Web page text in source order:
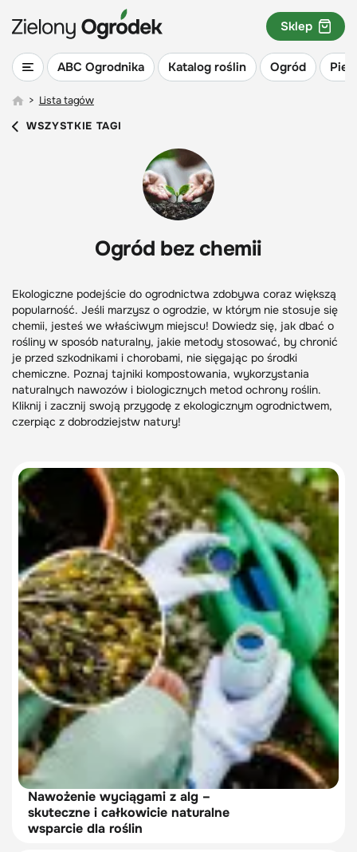
ABC Ogrodnika Katalog roślin Ogród
Sklep
> Lista tagów
WSZYSTKIE TAGI
Ogród bez chemii
Ekologiczne podejście do ogrodnictwa zdobywa coraz większą
popularność. Jeśli marzysz o ogrodzie, w którym nie stosuje się
chemii, jesteś we właściwym miejscu! Dowiedz się, jak dbać o
rośliny w sposób naturalny, jakie metody stosować, by chronić
je przed szkodnikami i chorobami, nie sięgając po środki
chemiczne. Poznaj tajniki kompostowania, wykorzystania
naturalnych nawozów i biologicznych metod ochrony roślin.
Kliknij i zacznij swoją przygodę z ekologicznym ogrodnictwem,
czerpiąc z dobrodziejstw natury!
Nawożenie wyciągami z alg –
skuteczne i całkowicie naturalne
wsparcie dla roślin